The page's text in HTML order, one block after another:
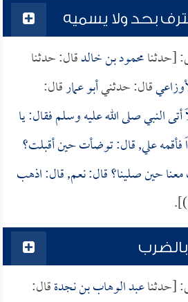
بحد ولا يسميه
[حدثنامحمود بن خالدقال: حدثنا
قال: حدثنيأبو عمارقال:
النبي صلى الله عليه وسلم فقال: يا
علي, قال: توضأت حين أقبلت؟
حين صلينا؟ قال: نعم, قال: اذهب
)].
[حدثناعبد الوهاب بن نجدةقال: